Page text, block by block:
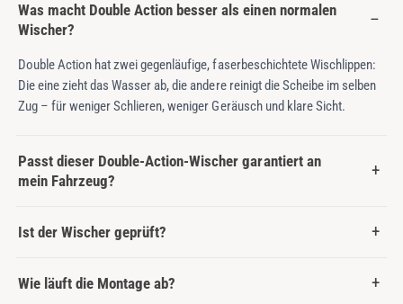
Was macht Double Action besser als einen normalen
Wischer?
Double Action hat zwei gegenläufige, faserbeschichtete Wischlippen:
Die eine zieht das Wasser ab, die andere reinigt die Scheibe im selben
Zug – für weniger Schlieren, weniger Geräusch und klare Sicht.
Passt dieser Double-Action-Wischer garantiert an
mein Fahrzeug?
Ist der Wischer geprüft?
Wie läuft die Montage ab?